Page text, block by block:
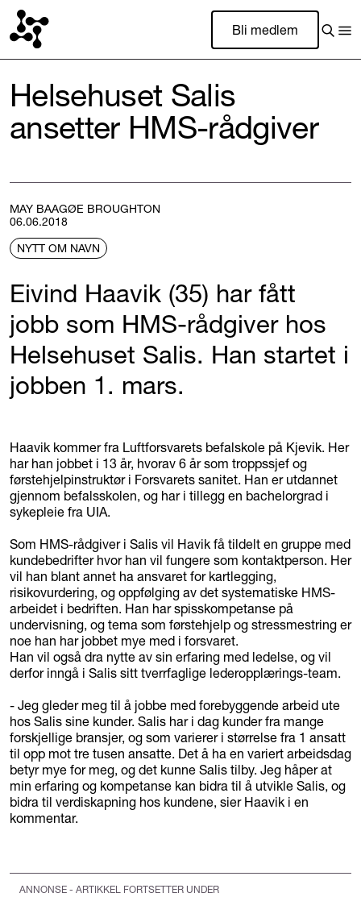
Bli medlem
Helsehuset Salis
ansetter HMS-rådgiver
MAY BAAGØE BROUGHTON
06.06.2018
NYTT OM NAVN
Eivind Haavik (35) har fått
jobb som HMS-rådgiver hos
Helsehuset Salis. Han startet i
jobben 1. mars.
Haavik kommer fra Luftforsvarets befalskole på Kjevik. Her
har han jobbet i 13 år, hvorav 6 år som troppssjef og
førstehjelpinstruktør i Forsvarets sanitet. Han er utdannet
gjennom befalsskolen, og har i tillegg en bachelorgrad i
sykepleie fra UIA.
Som HMS-rådgiver i Salis vil Havik få tildelt en gruppe med
kundebedrifter hvor han vil fungere som kontaktperson. Her
vil han blant annet ha ansvaret for kartlegging,
risikovurdering, og oppfølging av det systematiske HMS-
arbeidet i bedriften. Han har spisskompetanse på
undervisning, og tema som førstehjelp og stressmestring er
noe han har jobbet mye med i forsvaret.
Han vil også dra nytte av sin erfaring med ledelse, og vil
derfor inngå i Salis sitt tverrfaglige lederopplærings-team.
- Jeg gleder meg til å jobbe med forebyggende arbeid ute
hos Salis sine kunder. Salis har i dag kunder fra mange
forskjellige bransjer, og som varierer i størrelse fra 1 ansatt
til opp mot tre tusen ansatte. Det å ha en variert arbeidsdag
betyr mye for meg, og det kunne Salis tilby. Jeg håper at
min erfaring og kompetanse kan bidra til å utvikle Salis, og
bidra til verdiskapning hos kundene, sier Haavik i en
kommentar.
ANNONSE - ARTIKKEL FORTSETTER UNDER